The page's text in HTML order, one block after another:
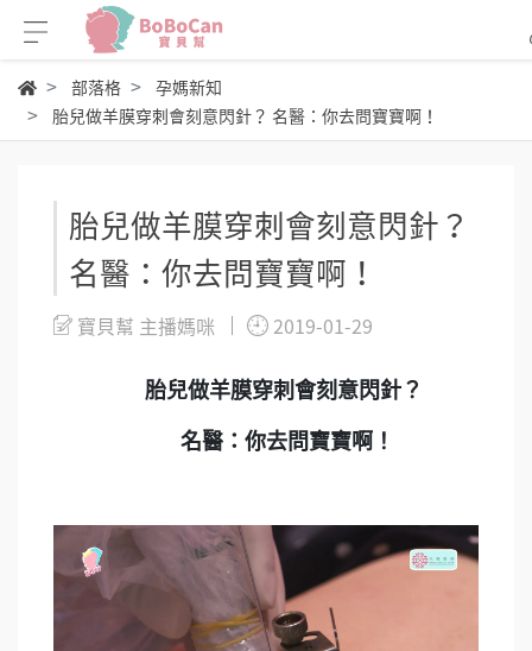
部落格
孕媽新知
胎兒做羊膜穿刺會刻意閃針？ 名醫：你去問寶寶啊！
胎兒做羊膜穿刺會刻意閃針？
名醫：你去問寶寶啊！
寶貝幫 主播媽咪 2019-01-29
胎兒做羊膜穿刺會刻意閃針？
名醫：你去問寶寶啊！